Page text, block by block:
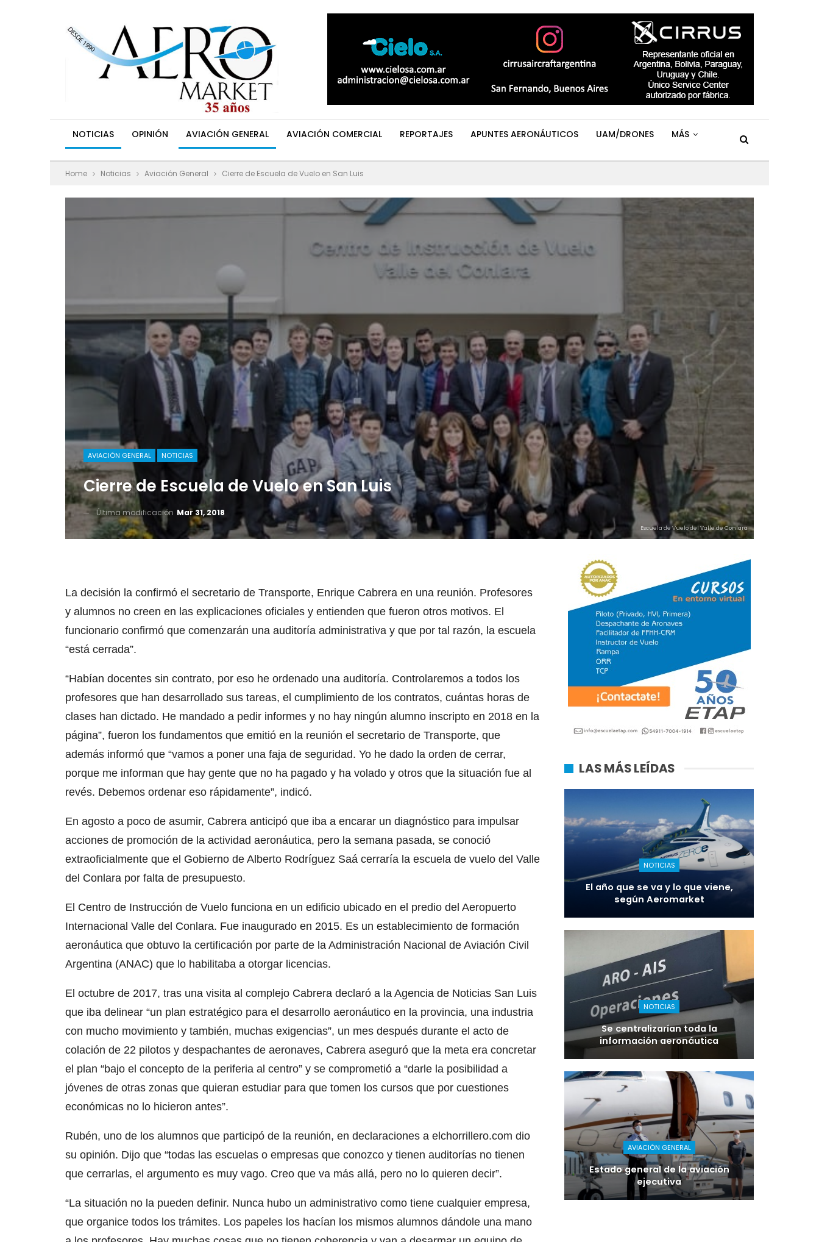
NOTICIAS OPINIÓN AVIACIÓN GENERAL AVIACIÓN COMERCIAL REPORTAJES APUNTES AERONÁUTICOS UAM/DRONES MÁS
Home Noticias Aviación General Cierre de Escuela de Vuelo en San Luis
AVIACIÓN GENERAL NOTICIAS
Cierre de Escuela de Vuelo en San Luis
Última modificación Mar 31, 2018
Escuela de Vuelo del Valle de Conlara
La decisión la confirmó el secretario de Transporte, Enrique Cabrera en una reunión. Profesores
y alumnos no creen en las explicaciones oficiales y entienden que fueron otros motivos. El
funcionario confirmó que comenzarán una auditoría administrativa y que por tal razón, la escuela
“está cerrada”.
“Habían docentes sin contrato, por eso he ordenado una auditoría. Controlaremos a todos los
profesores que han desarrollado sus tareas, el cumplimiento de los contratos, cuántas horas de
clases han dictado. He mandado a pedir informes y no hay ningún alumno inscripto en 2018 en la
página”, fueron los fundamentos que emitió en la reunión el secretario de Transporte, que
además informó que “vamos a poner una faja de seguridad. Yo he dado la orden de cerrar,
porque me informan que hay gente que no ha pagado y ha volado y otros que la situación fue al
revés. Debemos ordenar eso rápidamente”, indicó.
En agosto a poco de asumir, Cabrera anticipó que iba a encarar un diagnóstico para impulsar
acciones de promoción de la actividad aeronáutica, pero la semana pasada, se conoció
extraoficialmente que el Gobierno de Alberto Rodríguez Saá cerraría la escuela de vuelo del Valle
del Conlara por falta de presupuesto.
El Centro de Instrucción de Vuelo funciona en un edificio ubicado en el predio del Aeropuerto
Internacional Valle del Conlara. Fue inaugurado en 2015. Es un establecimiento de formación
aeronáutica que obtuvo la certificación por parte de la Administración Nacional de Aviación Civil
Argentina (ANAC) que lo habilitaba a otorgar licencias.
El octubre de 2017, tras una visita al complejo Cabrera declaró a la Agencia de Noticias San Luis
que iba delinear “un plan estratégico para el desarrollo aeronáutico en la provincia, una industria
con mucho movimiento y también, muchas exigencias”, un mes después durante el acto de
colación de 22 pilotos y despachantes de aeronaves, Cabrera aseguró que la meta era concretar
el plan “bajo el concepto de la periferia al centro” y se comprometió a “darle la posibilidad a
jóvenes de otras zonas que quieran estudiar para que tomen los cursos que por cuestiones
económicas no lo hicieron antes”.
Rubén, uno de los alumnos que participó de la reunión, en declaraciones a elchorrillero.com dio
su opinión. Dijo que “todas las escuelas o empresas que conozco y tienen auditorías no tienen
que cerrarlas, el argumento es muy vago. Creo que va más allá, pero no lo quieren decir”.
“La situación no la pueden definir. Nunca hubo un administrativo como tiene cualquier empresa,
que organice todos los trámites. Los papeles los hacían los mismos alumnos dándole una mano
LAS MÁS LEÍDAS
NOTICIAS
El año que se va y lo que viene,
según Aeromarket
NOTICIAS
Se centralizarían toda la
información aeronáutica
AVIACIÓN GENERAL
Estado general de la aviación
ejecutiva